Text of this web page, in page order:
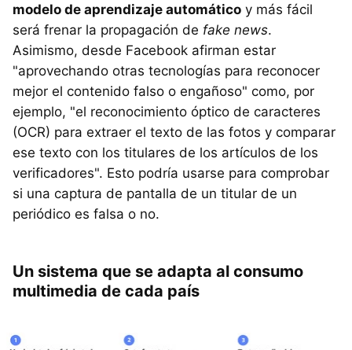
modelo de aprendizaje automático y más fácil
será frenar la propagación de fake news.
Asimismo, desde Facebook afirman estar
"aprovechando otras tecnologías para reconocer
mejor el contenido falso o engañoso" como, por
ejemplo, "el reconocimiento óptico de caracteres
(OCR) para extraer el texto de las fotos y comparar
ese texto con los titulares de los artículos de los
verificadores". Esto podría usarse para comprobar
si una captura de pantalla de un titular de un
periódico es falsa o no.
Un sistema que se adapta al consumo
multimedia de cada país